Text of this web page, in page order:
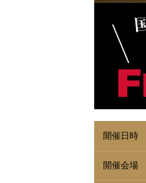
開催日時
開催会場